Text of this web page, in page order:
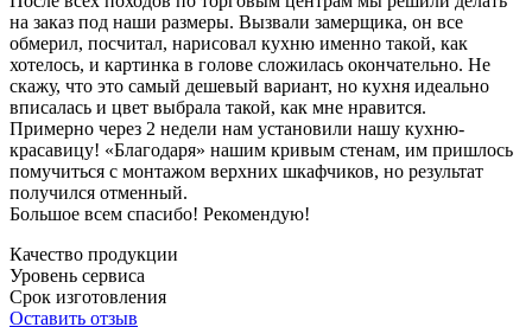
на заказ под наши размеры. Вызвали замерщика, он все
обмерил, посчитал, нарисовал кухню именно такой, как
хотелось, и картинка в голове сложилась окончательно. Не
скажу, что это самый дешевый вариант, но кухня идеально
вписалась и цвет выбрала такой, как мне нравится.
Примерно через 2 недели нам установили нашу кухню-
красавицу! «Благодаря» нашим кривым стенам, им пришлось
помучиться с монтажом верхних шкафчиков, но результат
получился отменный.
Большое всем спасибо! Рекомендую!
Качество продукции
Уровень сервиса
Срок изготовления
Оставить отзыв